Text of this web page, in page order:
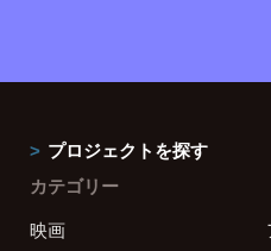
プロジェクトを探す
カテゴリー
映画